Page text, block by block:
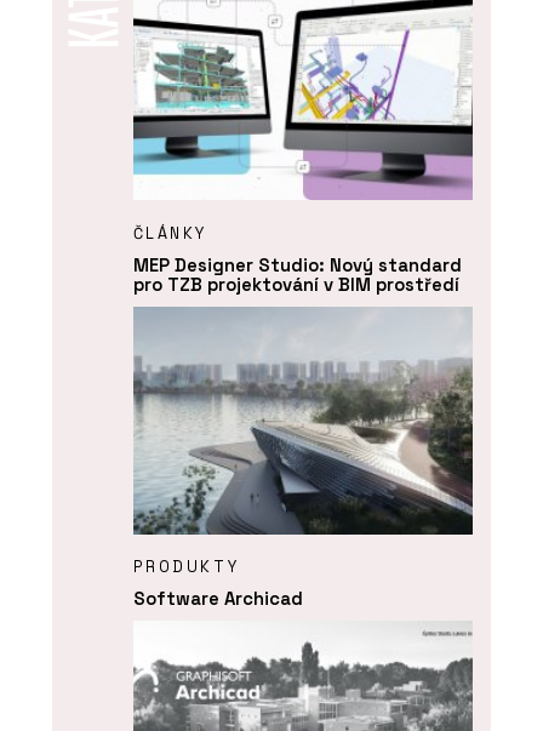
ČLÁNKY
MEP Designer Studio: Nový standard
pro TZB projektování v BIM prostředí
PRODUKTY
Software Archicad